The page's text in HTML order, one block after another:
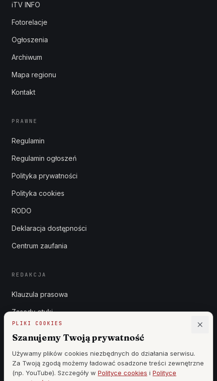
PLIKI COOKIES
Szanujemy Twoją prywatność
Używamy plików cookies niezbędnych do działania serwisu.
Za Twoją zgodą możemy ładować osadzone treści zewnętrzne
(np. YouTube). Szczegóły w Polityce cookies i Polityce
iTV INFO
Fotorelacje
Ogłoszenia
Archiwum
Mapa regionu
Kontakt
PRAWNE
Regulamin
Regulamin ogłoszeń
Polityka prywatności
Polityka cookies
RODO
Deklaracja dostępności
Centrum zaufania
REDAKCJA
Klauzula prasowa
Zasady etyki
Cennik